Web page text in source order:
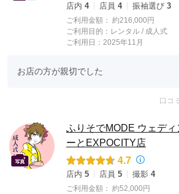
店内 4 店員 4 振袖選び 3
ご利用金額： 約216,000円
ご利用目的： レンタル / 成人式
ご利用日：2025年11月
お店の方が親切でした
口コ
ふりそでMODE ウェデ
ーとEXPOCITY店
4.7
店内 5 店員 5 撮影 4
ご利用金額： 約52,000円